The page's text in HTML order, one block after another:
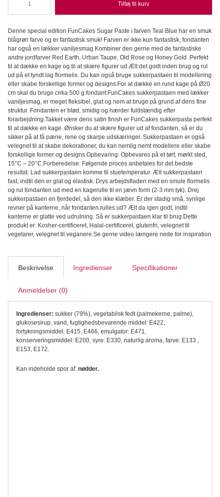
Fondant
Teal
250
g
antal
Tilføj til kurv
Denne special edition FunCakes Sugar Paste i farven Teal Blue har en smuk
blågrøn farve og er fantastisk smuk! Farven er ikke kun fantastisk, fondanten
har også en lækker vaniljesmag.Kombiner den gerne med de fantastiske
andre jordfarver Red Earth, Urban Taupe, Old Rose og Honey Gold. Perfekt
til at dække en kage og til at skære figurer ud.Ælt det godt inden brug og rul
ud på et tyndt lag flormelis. Du kan også bruge sukkerpastaen til modellering
eller skabe forskellige former og designs.For at dække en rund kage på Ø20
cm skal du bruge cirka 500 g fondant.FunCakes sukkerpastaen med lækker
vaniljesmag, er meget fleksibel, glat og nem at bruge på grund af dens fine
struktur. Fondanten er blød, smidig og hærder fuldstændig efter
forarbejdning.Takket være dens satin finish er FunCakes sukkerpasta perfekt
til at dække en kage. Ønsker du at skære figurer ud af fondanten, så er du
sikker på at få pæne, rene og skarpe udskæringer. Sukkerpastaen er også
velegnet til at skabe dekorationer, du kan nemlig nemt modellere eller skabe
forskellige former og designs.Opbevaring: Opbevares på et tørt, mørkt sted,
15°C – 20°C.Forberedelse: Følgende proces anbefales for det bedste
resultat: Lad sukkerpastaen komme til stuetemperatur. Ælt sukkerpastaen
fast, indtil den er glat og elastisk. Drys arbejdsfladen med en smule flormelis
og rul fondanten ud med en kagerulle til en jævn form (2-3 mm tyk). Drej
sukkerpastaen en fjerdedel, så den ikke klæber. Er der stadig små, synlige
revner på kanterne, når fondanten rulles ud? Ælt da igen godt, indtil
kanterne er glatte ved udrulning. Så er sukkerpastaen klar til brug.Dette
produkt er: Kosher-certificeret, Halal-certificeret, glutenfri, velegnet til
vegetarer, velegnet til veganere.Se gerne video længere nede for inspiration
Beskrivelse Ingredienser Specifikationer
Anmeldelser (0)
Ingredienser: sukker (79%), vegetabilsk fedt (palmekerne, palme),
glukosesirup, vand, fugtighedsbevarende middel: E422,
fortykningsmiddel: E415, E466, emulgator: E471,
konserveringsmiddel: E200, syre: E330, naturlig aroma, farve: E133 ,
E153, E172.
Kan indeholde spor af: nødder.